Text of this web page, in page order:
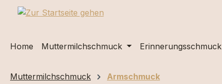
Hauptinhalt springen
Zur Suche springen
Zur Hauptnavigation springen
Home Muttermilchschmuck Erinnerungsschmuck
Muttermilchschmuck Armschmuck